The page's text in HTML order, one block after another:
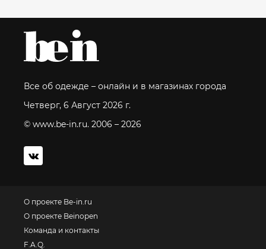
Все об одежде – онлайн и в магазинах города
Четверг, 6 Август 2026 г.
© www.be-in.ru. 2006 – 2026
О проекте Be-in.ru
О проекте Beinopen
Команда и контакты
F.A.Q.